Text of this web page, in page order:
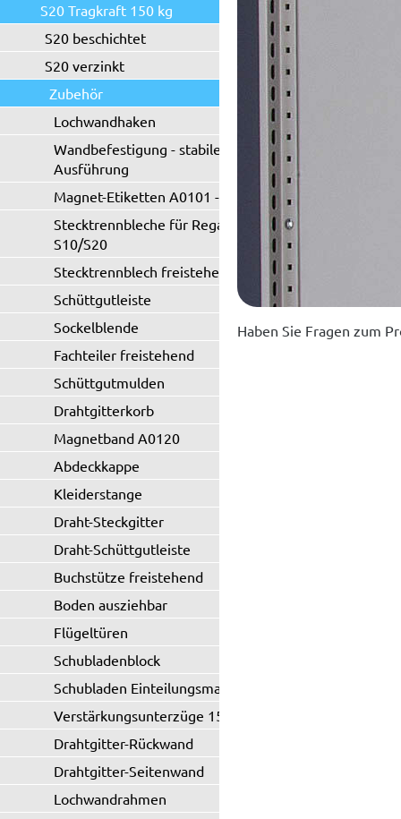
S20 Tragkraft 150 kg
S20 beschichtet
S20 verzinkt
Zubehör
Lochwandhaken
Wandbefestigung - stabile
Ausführung
Magnet-Etiketten A0101 - A0102
Stecktrennbleche für Regaltyp
S10/S20
Stecktrennblech freistehend
Schüttgutleiste
Sockelblende
Fachteiler freistehend
Schüttgutmulden
Drahtgitterkorb
Magnetband A0120
Abdeckkappe
Kleiderstange
Draht-Steckgitter
Draht-Schüttgutleiste
Buchstütze freistehend
Boden ausziehbar
Flügeltüren
Schubladenblock
Schubladen Einteilungsmaterial
Verstärkungsunterzüge 150 kg
Drahtgitter-Rückwand
Drahtgitter-Seitenwand
Lochwandrahmen
Haben Sie Fragen zum